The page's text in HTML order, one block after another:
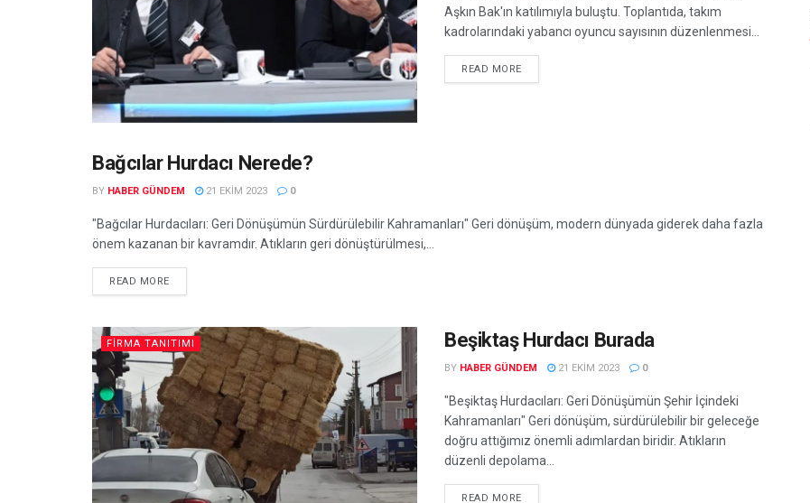
Aşkın Bak'ın katılımıyla buluştu. Toplantıda, takım
kadrolarındaki yabancı oyuncu sayısının düzenlenmesi...
READ MORE
EKONOMI
Bağcılar Hurdacı Nerede?
BY HABER GÜNDEM 21 EKIM 2023 0
"Bağcılar Hurdacıları: Geri Dönüşümün Sürdürülebilir Kahramanları" Geri dönüşüm, modern dünyada giderek daha fazla
önem kazanan bir kavramdır. Atıkların geri dönüştürülmesi,...
READ MORE
FIRMA TANITIMI Beşiktaş Hurdacı Burada
BY HABER GÜNDEM 21 EKIM 2023 0
"Beşiktaş Hurdacıları: Geri Dönüşümün Şehir İçindeki
Kahramanları" Geri dönüşüm, sürdürülebilir bir geleceğe
doğru attığımız önemli adımlardan biridir. Atıkların
düzenli depolama...
READ MORE